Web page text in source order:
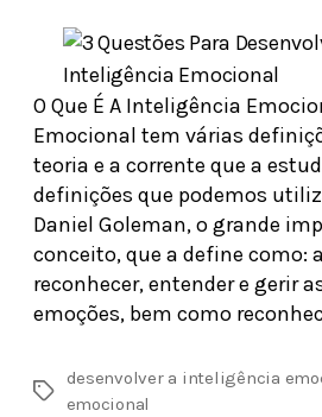
O Que É A Inteligência
Emocional tem várias
teoria e a corrente que a
definições que podemos
Daniel Goleman, o grande
conceito, que a define como:
reconhecer, entender e gerir
emoções, bem como
desenvolver a inteligência
emocional